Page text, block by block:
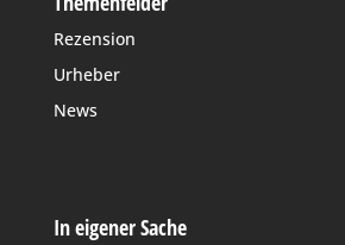
Rezension
Urheber
News
In eigener Sache